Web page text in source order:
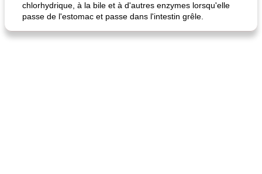
chlorhydrique, à la bile et à d'autres enzymes lorsqu'elle
passe de l'estomac et passe dans l'intestin grêle.